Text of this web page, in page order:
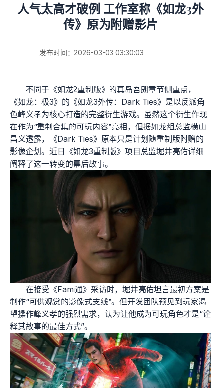
人气太高才破例 工作室称《如龙3外
传》原为附赠影片
发布时间：2026-03-03 03:30:03
不同于《如龙2重制版》的真岛吾朗章节侧重点，
《如龙：极3》的《如龙3外传：Dark Ties》是以反派角
色峰义孝为核心打造的完整衍生游戏。虽然这个衍生作现
在作为“重制合集的可玩内容”亮相，但据如龙组总监横山
昌义透露，《Dark Ties》原本只是计划随重制版附赠的
影像企划。近日《如龙3重制版》项目总监堀井亮佑详细
阐释了这一转变的幕后故事。
在接受《Fami通》采访时，堀井亮佑坦言最初方案是
制作“可供观赏的影像式支线”。但开发团队预见到玩家渴
望操作峰义孝的强烈需求，认为让他成为可玩角色才是“诠
释其故事的最佳方式”。